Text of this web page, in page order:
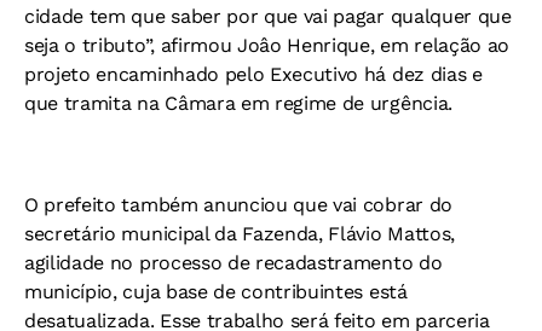
cidade tem que saber por que vai pagar qualquer que
seja o tributo”, afirmou Joâo Henrique, em relação ao
projeto encaminhado pelo Executivo há dez dias e
que tramita na Câmara em regime de urgência.
O prefeito também anunciou que vai cobrar do
secretário municipal da Fazenda, Flávio Mattos,
agilidade no processo de recadastramento do
município, cuja base de contribuintes está
desatualizada. Esse trabalho será feito em parceria